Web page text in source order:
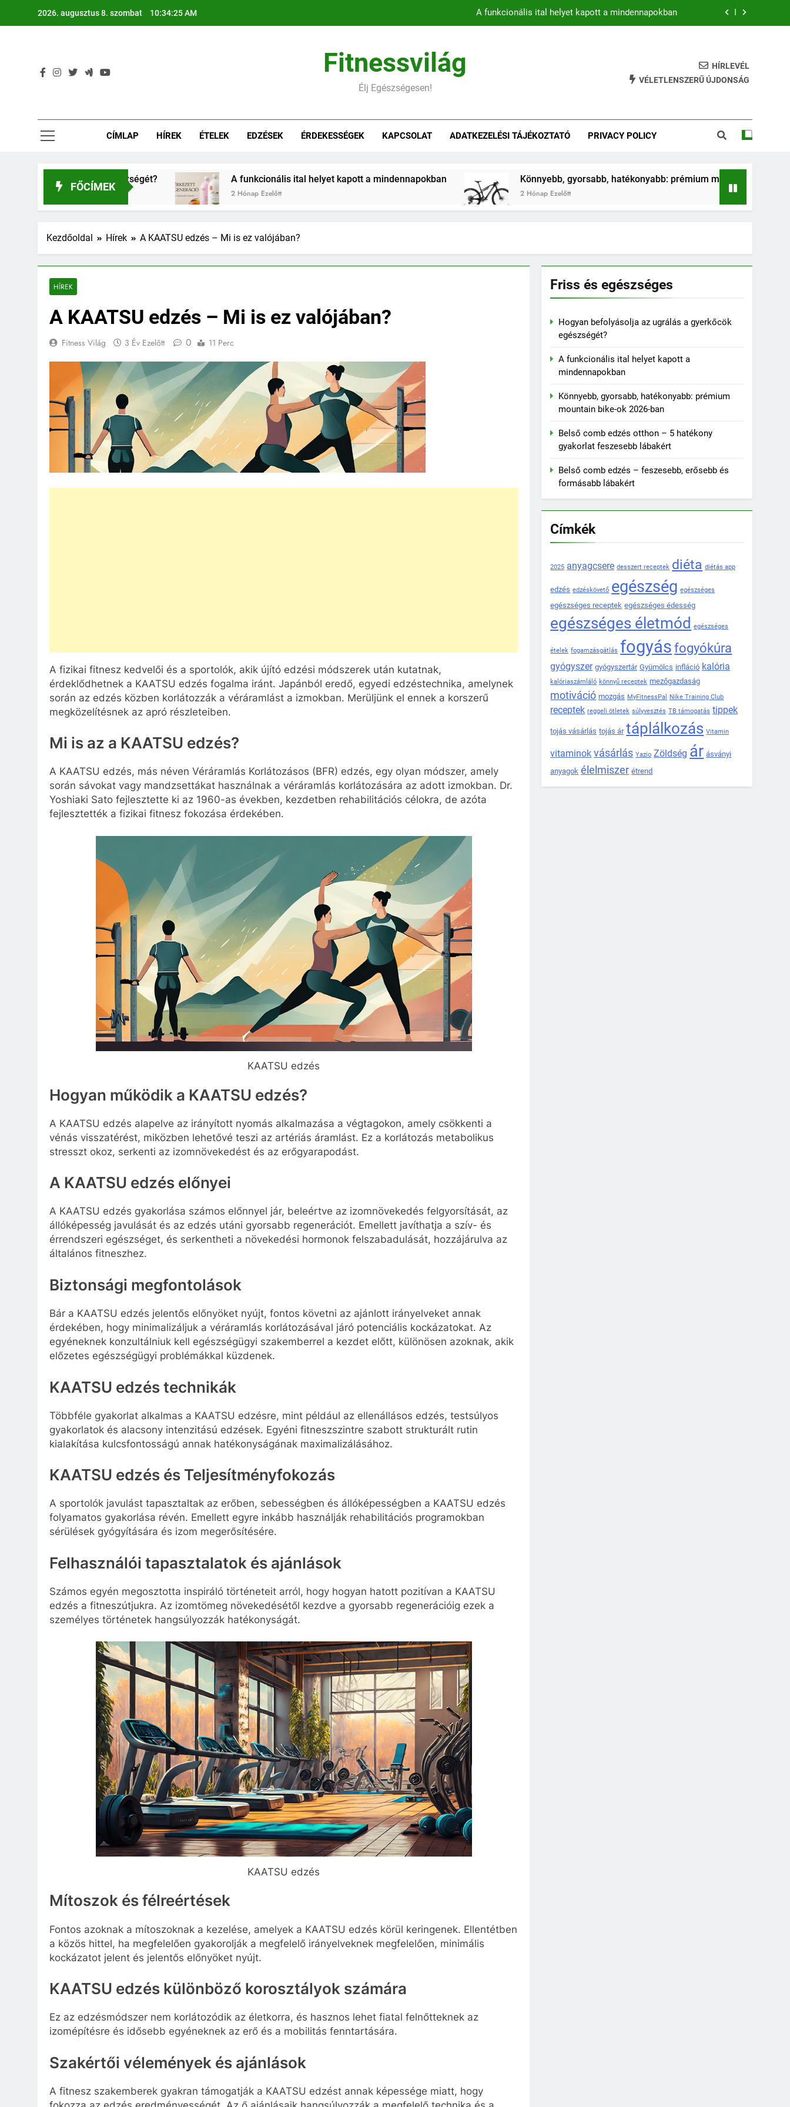
2026. augusztus 8. szombat 10:34:27 AM A funkcionális ital helyet kapott a mindennapokban
Belső comb edzés otthon – 5 hatékony gyakorlat feszesebb lábakért
Könnyebb, gyorsabb, hatékonyabb: prémium mountain bike-ok 2026-ban
Fitnessvilág
Élj Egészségesen!
HÍRLEVÉL
VÉLETLENSZERŰ ÚJDONSÁG
CÍMLAP HÍREK ÉTELEK EDZÉSEK ÉRDEKESSÉGEK KAPCSOLAT ADATKEZELÉSI TÁJÉKOZTATÓ PRIVACY POLICY
FŐCÍMEK
egészségét? A funkcionális ital helyet kapott a mindennapokban
2 Hónap Ezelőtt
Könnyebb, gyorsabb, hatékonyabb: prémium mountain bike-ok 2026-ban
2 Hónap Ezelőtt
Kezdőoldal Hírek A KAATSU edzés – Mi is ez valójában?
HÍREK
A KAATSU edzés – Mi is ez valójában?
Fitness Világ 3 Év Ezelőtt 0 11 Perc
A fizikai fitnesz kedvelői és a sportolók, akik újító edzési módszerek után kutatnak,
érdeklődhetnek a KAATSU edzés fogalma iránt. Japánból eredő, egyedi edzéstechnika, amelynek
során az edzés közben korlátozzák a véráramlást a izmokban. Merüljünk el ennek a korszerű
megközelítésnek az apró részleteiben.
Mi is az a KAATSU edzés?
A KAATSU edzés, más néven Véráramlás Korlátozásos (BFR) edzés, egy olyan módszer, amely
során sávokat vagy mandzsettákat használnak a véráramlás korlátozására az adott izmokban. Dr.
Yoshiaki Sato fejlesztette ki az 1960-as években, kezdetben rehabilitációs célokra, de azóta
fejlesztették a fizikai fitnesz fokozása érdekében.
KAATSU edzés
Hogyan működik a KAATSU edzés?
A KAATSU edzés alapelve az irányított nyomás alkalmazása a végtagokon, amely csökkenti a
vénás visszatérést, miközben lehetővé teszi az artériás áramlást. Ez a korlátozás metabolikus
stresszt okoz, serkenti az izomnövekedést és az erőgyarapodást.
A KAATSU edzés előnyei
A KAATSU edzés gyakorlása számos előnnyel jár, beleértve az izomnövekedés felgyorsítását, az
állóképesség javulását és az edzés utáni gyorsabb regenerációt. Emellett javíthatja a szív- és
érrendszeri egészséget, és serkentheti a növekedési hormonok felszabadulását, hozzájárulva az
általános fitneszhez.
Biztonsági megfontolások
Bár a KAATSU edzés jelentős előnyöket nyújt, fontos követni az ajánlott irányelveket annak
érdekében, hogy minimalizáljuk a véráramlás korlátozásával járó potenciális kockázatokat. Az
egyéneknek konzultálniuk kell egészségügyi szakemberrel a kezdet előtt, különösen azoknak, akik
előzetes egészségügyi problémákkal küzdenek.
KAATSU edzés technikák
Többféle gyakorlat alkalmas a KAATSU edzésre, mint például az ellenállásos edzés, testsúlyos
gyakorlatok és alacsony intenzitású edzések. Egyéni fitneszszintre szabott strukturált rutin
kialakítása kulcsfontosságú annak hatékonyságának maximalizálásához.
KAATSU edzés és Teljesítményfokozás
A sportolók javulást tapasztaltak az erőben, sebességben és állóképességben a KAATSU edzés
folyamatos gyakorlása révén. Emellett egyre inkább használják rehabilitációs programokban
sérülések gyógyítására és izom megerősítésére.
Felhasználói tapasztalatok és ajánlások
Számos egyén megosztotta inspiráló történeteit arról, hogy hogyan hatott pozitívan a KAATSU
edzés a fitneszútjukra. Az izomtömeg növekedésétől kezdve a gyorsabb regenerációig ezek a
személyes történetek hangsúlyozzák hatékonyságát.
KAATSU edzés
Mítoszok és félreértések
Fontos azoknak a mítoszoknak a kezelése, amelyek a KAATSU edzés körül keringenek. Ellentétben
a közös hittel, ha megfelelően gyakorolják a megfelelő irányelveknek megfelelően, minimális
kockázatot jelent és jelentős előnyöket nyújt.
KAATSU edzés különböző korosztályok számára
Ez az edzésmódszer nem korlátozódik az életkorra, és hasznos lehet fiatal felnőtteknek az
izomépítésre és idősebb egyéneknek az erő és a mobilitás fenntartására.
Szakértői vélemények és ajánlások
A fitnesz szakemberek gyakran támogatják a KAATSU edzést annak képessége miatt, hogy
Friss és egészséges
Hogyan befolyásolja az ugrálás a gyerkőcök
egészségét?
A funkcionális ital helyet kapott a
mindennapokban
Könnyebb, gyorsabb, hatékonyabb: prémium
mountain bike-ok 2026-ban
Belső comb edzés otthon – 5 hatékony
gyakorlat feszesebb lábakért
Belső comb edzés – feszesebb, erősebb és
formásabb lábakért
Címkék
2025 anyagcsere desszert receptek diéta diétás app
edzés edzéskövető egészség egészséges
egészséges receptek egészséges édesség
egészséges életmód egészséges
ételek fogamzásgátlás fogyás fogyókúra
gyógyszer gyógyszertár Gyümölcs infláció kalória
kalóriaszámláló könnyű receptek mezőgazdaság
motiváció mozgás MyFitnessPal Nike Training Club
receptek reggeli ötletek súlyvesztés TB támogatás tippek
tojás vásárlás tojás ár táplálkozás Vitamin
vitaminok vásárlás Yazio Zöldség ár ásványi
anyagok élelmiszer étrend